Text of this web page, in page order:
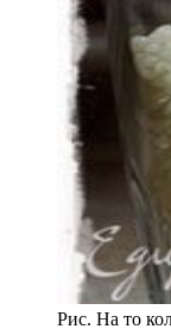
Рис. На то